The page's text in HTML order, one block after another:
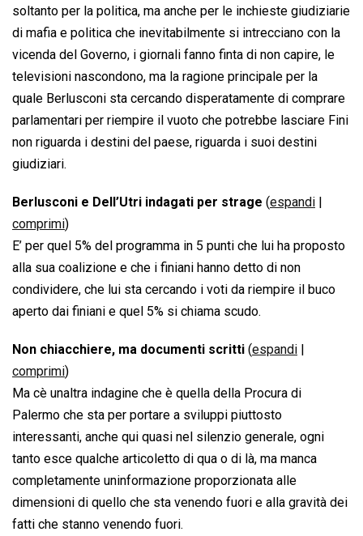
soltanto per la politica, ma anche per le inchieste giudiziarie
di mafia e politica che inevitabilmente si intrecciano con la
vicenda del Governo, i giornali fanno finta di non capire, le
televisioni nascondono, ma la ragione principale per la
quale Berlusconi sta cercando disperatamente di comprare
parlamentari per riempire il vuoto che potrebbe lasciare Fini
non riguarda i destini del paese, riguarda i suoi destini
giudiziari.
Berlusconi e Dell’Utri indagati per strage (espandi
comprimi)
E’ per quel 5% del programma in 5 punti che lui ha proposto
alla sua coalizione e che i finiani hanno detto di non
condividere, che lui sta cercando i voti da riempire il buco
aperto dai finiani e quel 5% si chiama scudo.
Non chiacchiere, ma documenti scritti (espandi
comprimi)
Ma cè unaltra indagine che è quella della Procura di
Palermo che sta per portare a sviluppi piuttosto
interessanti, anche qui quasi nel silenzio generale, ogni
tanto esce qualche articoletto di qua o di là, ma manca
completamente uninformazione proporzionata alle
dimensioni di quello che sta venendo fuori e alla gravità dei
fatti che stanno venendo fuori.